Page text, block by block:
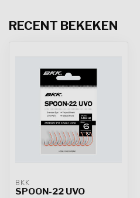
RECENT BEKEKEN
BKK
SPOON-22 UVO